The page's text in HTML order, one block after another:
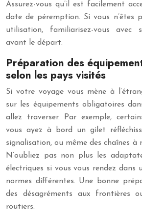
Assurez-vous qu’il est facilement
date de péremption. Si vous n’êtes
utilisation, familiarisez-vous avec
avant le départ.
Préparation des
selon les pays visités
Si votre voyage vous mène à
sur les équipements obligatoires
allez traverser. Par exemple,
vous ayez à bord un gilet
signalisation, ou même des chaînes à
N’oubliez pas non plus les
électriques si vous vous rendez dans
normes différentes. Une bonne
des désagréments aux frontières
routiers.